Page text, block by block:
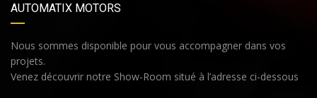
AUTOMATIX MOTORS
Nous sommes disponible pour vous accompagner dans vos
projets.
Venez découvrir notre Show-Room situé à l’adresse ci-dessous